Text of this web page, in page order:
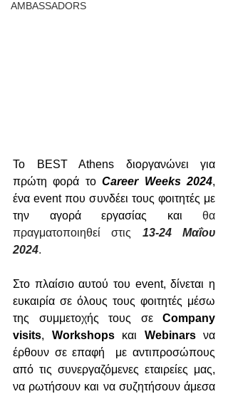
AMBASSADORS
To BEST Athens διοργανώνει για
πρώτη φορά το Career Weeks 2024,
ένα event που συνδέει τους φοιτητές με
την αγορά εργασίας και θα
πραγματοποιηθεί στις 13-24 Μαΐου
2024.
Στο πλαίσιο αυτού του event, δίνεται η
ευκαιρία σε όλους τους φοιτητές μέσω
της συμμετοχής τους σε Company
visits, Workshops και Webinars να
έρθουν σε επαφή  με αντιπροσώπους
από τις συνεργαζόμενες εταιρείες μας,
να ρωτήσουν και να συζητήσουν άμεσα